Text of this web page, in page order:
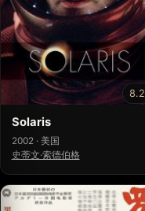
8.2
Solaris
2002 · 美国
史蒂文·索德伯格